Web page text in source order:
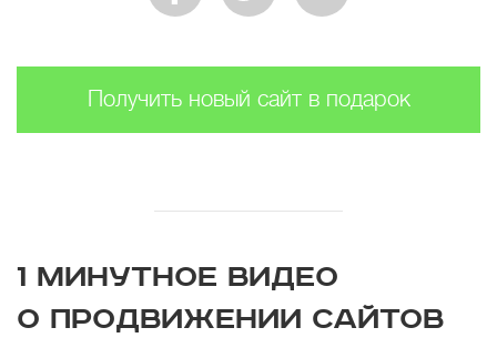
Получить новый сайт в подарок
1 МИНУТНОЕ ВИДЕО
О ПРОДВИЖЕНИИ САЙТОВ